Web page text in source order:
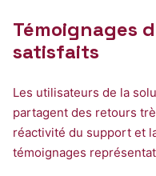
Témoignages
satisfaits
Les utilisateurs de la
partagent des retours
réactivité du support et
témoignages